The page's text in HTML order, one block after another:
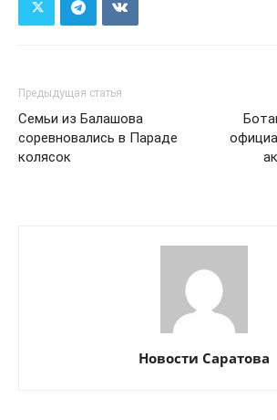
Предыдущая статья
Семьи из Балашова
соревновались в Параде
колясок
Новости Саратова